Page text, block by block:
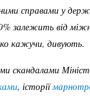
справами у
залежить від
кажучи, дивують.
скандалами
, історії